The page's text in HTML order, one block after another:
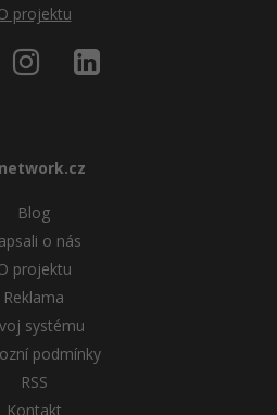
projektu
Blog
o nás
projektu
Reklama
systému
podmínky
RSS
Kontakt